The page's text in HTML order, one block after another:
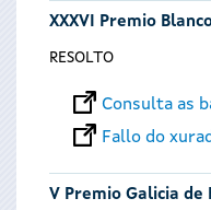
XXXVI Premio
RESOLTO
Consulta as
Fallo do
V Premio Galicia